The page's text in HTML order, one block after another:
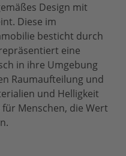
Design mit
Diese im
besticht durch
eine
in ihre Umgebung
Raumaufteilung und
und Helligkeit
Menschen, die Wert